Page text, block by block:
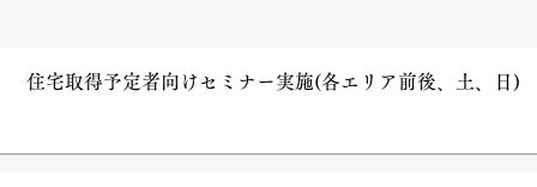
住宅取得予定者向けセミナー実施(各エリア前後、土、日)